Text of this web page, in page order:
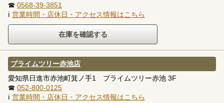
☎ 0568-39-3851
ℹ 営業時間・店休日・アクセス情報はこちら
プライムツリー赤池店
愛知県日進市赤池町箕ノ手1 プライムツリー赤池 3F
☎ 052-800-0125
ℹ 営業時間・店休日・アクセス情報はこちら